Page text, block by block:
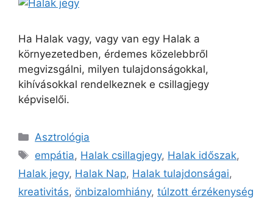
Ha Halak vagy, vagy van egy Halak a
környezetedben, érdemes közelebbről
megvizsgálni, milyen tulajdonságokkal,
kihívásokkal rendelkeznek e csillagjegy
képviselői.
Asztrológia
empátia, Halak csillagjegy, Halak időszak,
Halak jegy, Halak Nap, Halak tulajdonságai,
kreativitás, önbizalomhiány, túlzott érzékenység